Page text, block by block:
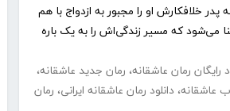
خلافکارش او را مجبور به ازدواج با هم
که مسیر زندگی‌اش را به یک باره
رایگان رمان عاشقانه، رمان جدید عاشقانه،
عاشقانه، دانلود رمان عاشقانه ایرانی، رمان